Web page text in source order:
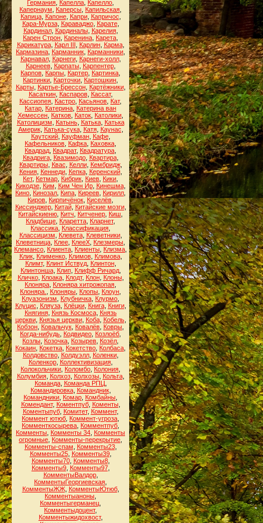
Германия Капелла Капелло
Капернаум
Каперсы Капильская
Капица, Капоне, Капри, Капричос
Кара-Мурза, Караваджо, Карате,
Кардинал, Кардиналы, Карелия,
Карен Строн Каренина Карета
Карикатура, Карл III Карлин, Карма,
Кармазина Карманник Карманники
Карнавал, Карнеги, Карнеги-холл,
Карнеев, Карпаты, Карпентер,
Карпов Карпы Картер Картинка
Картинки Карточки Картошкин
Карты, Картье-Брессон, Картёжники,
Касаткин, Каспаров, Кассат,
Кассиопея Кастро Касьянов Кат,
Катар Катерина Катерина ван
Хемессен Катков Каток Католики
Католицизм
Катынь, Катька, Катька
Америк, Катька-сука, Катя, Каунас
Каутский, Кауфман, Кафе,
Кафельников Кафка Каховка
Квадрад Квадрат, Квадратура
Квадрига, Квазимодо, Квартира,
Квартиры, Квас Келли, Кембридж,
Кения, Кеннеди, Кепка, Керенский,
Кет, Кетмар Кибрик Киев Кики
Кикодзе, Ким Ким Чен Ир, Кинешма,
Кино Кинозал Кипа Киреев Кирилл
Киров Кирпичёнок Киселёв
Киссинджер, Китай, Китайские мозги,
Китайскиеню Китч Китченер Киш
Кладбище Кларетта Кларнет,
Классика Классификация
Классицизм
Клевета, Клеветники,
Клеветница Клее КлееХ Клезмеры
Клемансо Клиента Клиенты Клизма
Клик, Клименко, Климов, Климова,
Климт, Клинт Иствуд, Клинтон,
Клинтонша, Клип, Клифф Ричард,
Кличко, Клоака, Клодт, Клон, Клоны,
Клоняра Клоняра хитрожопая
Клоняра.
Клоняры Клопы Клоун
Клуазонизм
Клубничка Клурмо
Клуцис
Кляуза, Клёцки, Книга, Книги,
Княгиня, Князь Космоса, Князь
церкви, Князья церкви, Коба, Кобель,
Кобзон Ковальчук Ковалёв Ковры
Когда-нибудь Кодвидео Козлоёб
Козлы Козочка Козырев Козёл
Кокаин Кокетка Кокетство Колбаса
Колдовство, Колдуэлл, Коленки,
Коленкор, Коллективизация,
Колокольчики Коломбо Колония
Колумбия, Колхоз, Колхозы, Кольта,
Команда, Команда РПЦ
Командировка, Командник,
Командники Комар Комбайны
Комендант, Коментпуб, Коменты,
Коментыпуб, Комитет, Коммент,
Коммент ютюб Коммент-угроза
Комменткосырева Комментпуб
Комменты Комменты 34 Комменты
огромные Комменты-перекрытие
Комменты-спам
Комменты23,
Комменты25, Комменты39,
Комменты70, Комменты8,
Комменты9, Комменты97,
КомментыВалдор,
КомментыГеоргиевская
КомментыЖЖ, КомментыЮтюб,
Комментыаноны
Комментыгерманец
Комментыдоцент,
Комментыжидохвост,